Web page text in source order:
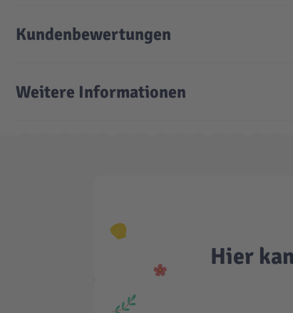
Kundenbewertungen
Weitere Informationen
Hier